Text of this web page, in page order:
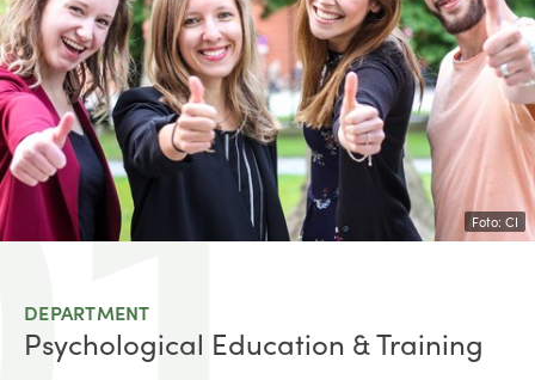
Foto: CI
DEPARTMENT
Psychological Education & Training